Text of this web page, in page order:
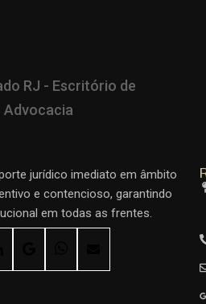
jurídico imediato em âmbito
e contencioso, garantindo
em todas as frentes.